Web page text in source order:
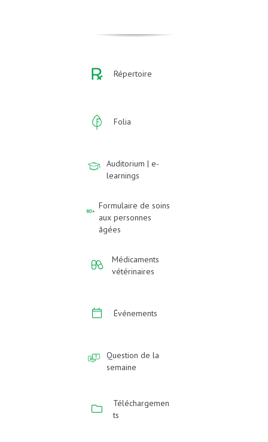
Répertoire
Folia
Auditorium | e-
learnings
Formulaire de soins
aux personnes
âgées
Médicaments
vétérinaires
Événements
Question de la
semaine
Téléchargemen
ts